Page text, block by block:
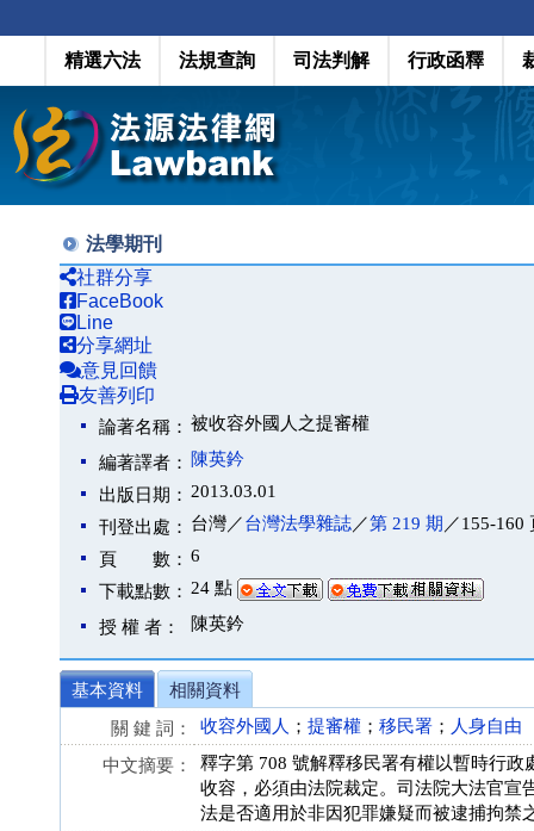
精選六法 法規查詢 司法判解 行政函釋
法學期刊
社群分享
FaceBook
Line
分享網址
意見回饋
友善列印
論著名稱： 被收容外國人之提審權
編著譯者：
陳英鈐
出版日期： 2013.03.01
刊登出處： 台灣／台灣法學雜誌／第 219 期 ／155-160
頁 數： 6
下載點數： 24 點
授 權 者： 陳英鈐
基本資料
相關資料
關 鍵 詞：
收容外國人 ； 提審權 ； 移民署 ； 人身自由
中文摘要：
釋字第 708 號解釋移民署有權以暫時行
收容，必須由法院裁定。司法院大法官宣
法是否適用於非因犯罪嫌疑而被逮捕拘禁